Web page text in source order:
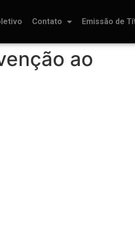
Contato Emissão de
ao